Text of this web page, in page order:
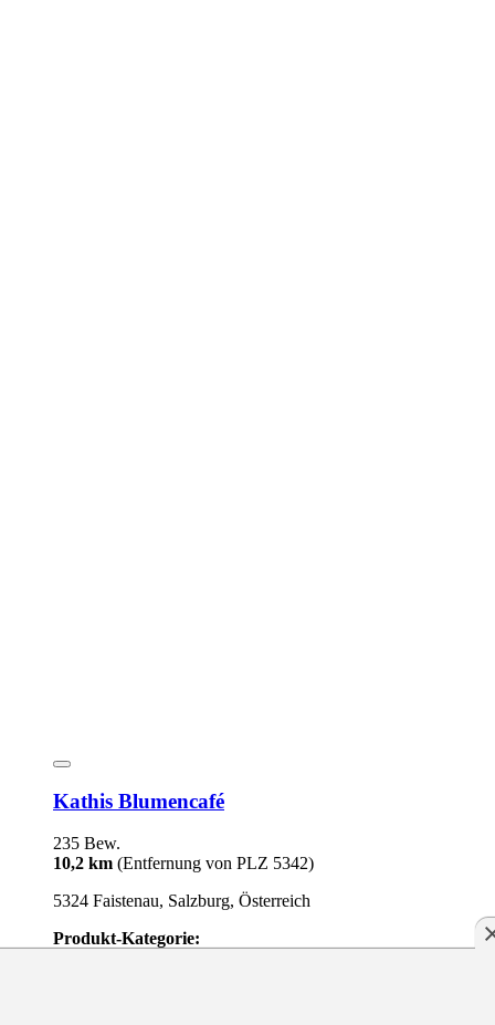
Kathis Blumencafé
235 Bew.
10,2 km (Entfernung von PLZ 5342)
5324 Faistenau, Salzburg, Österreich
Produkt-Kategorie: